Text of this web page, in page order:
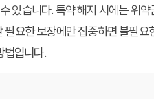
있습니다. 특약 해지 시에는 위
요한 보장에만 집중하면 불필
법입니다.